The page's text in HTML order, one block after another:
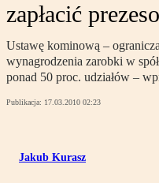
zapłacić
Ustawę kominową –
wynagrodzenia zarobki w
ponad 50 proc. udziałów –
Publikacja: 17.03.2010 02:23
Jakub Kurasz